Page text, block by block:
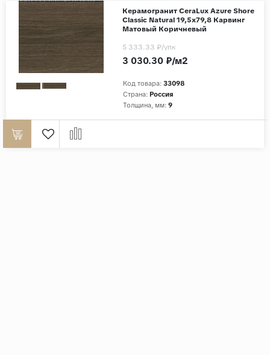
Керамогранит CeraLux Azure Shore
Classic Natural 19,5x79,8 Карвинг
Матовый Коричневый
Код товара: 33098
Страна: Россия
Толщина, мм: 9
3 030.30 ₽/м2
5 333.33 ₽/упк